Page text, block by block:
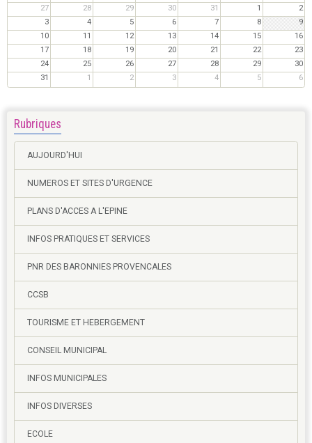
27
28 29 30 31 1
2
3
4 5 6 7 8
9
10
11 12 13 14 15
16
17
18 19 20 21 22
23
24
25 26 27 28 29
30
31
1 2 3 4 5 6
Rubriques
AUJOURD'HUI
NUMEROS ET SITES D'URGENCE
PLANS D'ACCES A L'EPINE
INFOS PRATIQUES ET SERVICES
PNR DES BARONNIES PROVENCALES
CCSB
TOURISME ET HEBERGEMENT
CONSEIL MUNICIPAL
INFOS MUNICIPALES
INFOS DIVERSES
ECOLE